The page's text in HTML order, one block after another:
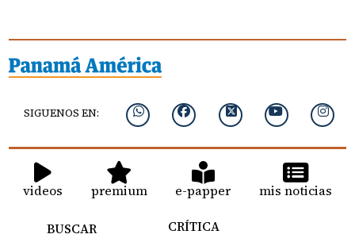
SIGUENOS EN:
videos premium e-papper mis noticias
BUSCAR
CRÍTICA